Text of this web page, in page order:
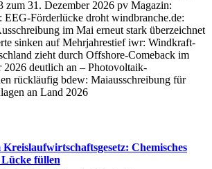
zum 31. Dezember 2026 pv Magazin:
EEG-Förderlücke droht windbranche.de:
im Mai erneut stark überzeichnet
sinken auf Mehrjahrestief iwr: Windkraft-
zieht durch Offshore-Comeback im
2026 deutlich an – Photovoltaik-
rückläufig bdew: Maiausschreibung für
an Land 2026
Chemisches
füllen